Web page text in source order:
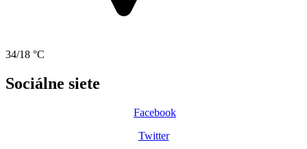
34/18 °C
Sociálne siete
Facebook
Twitter